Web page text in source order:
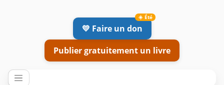
💛 Faire un don
Publier gratuitement un livre